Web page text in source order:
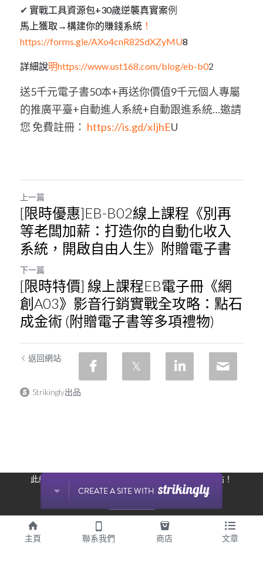
✔ 實戰工具資源包+30歲逆襲真實案例
馬上獲取→構建你的賺錢系統 ！
https://forms.gle/AXo4cnR82SdXZyMU8
詳細說明https://www.ust168.com/blog/eb-b02
送5千元電子書50本+再送你價值9千元個人專屬
的推廣平臺+自動進人系統+自動跟進系統…邀請
您 免費註冊： https://is.gd/xIjhEU
上一篇
[限時優惠]EB-B02線上課程《別再
等老闆加薪：打造你的自動化收入
系統，開啟自由人生》附贈電子書
下一篇
[限時特價] 線上課程EB電子冊《網
創A03》影音行銷實戰全攻略：點石
成金術 (附贈電子書等多項禮物)
返回網站
Strikingly出品
CREATE A SITE WITH
此網站通過 Strikingly 創建。 立即免費擁有一個網站！
主頁 聯系我們 商店 文章